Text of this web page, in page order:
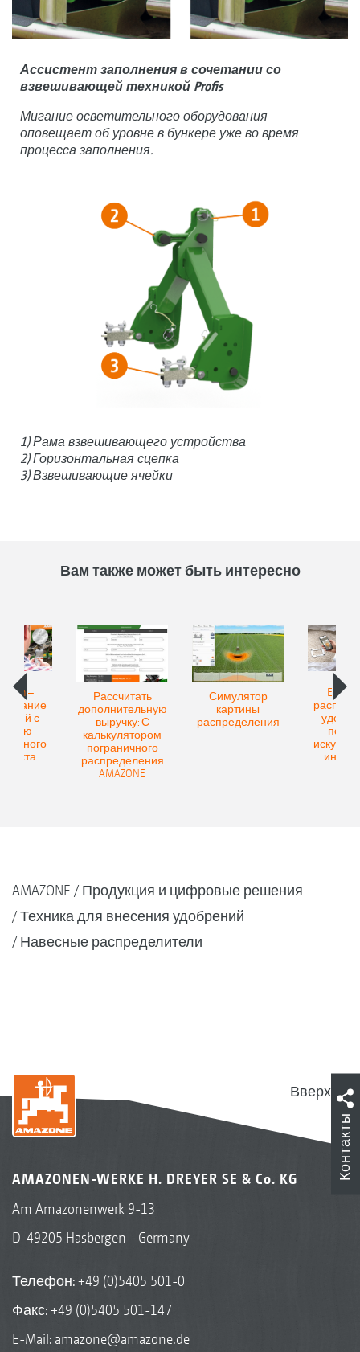
Ассистент заполнения в сочетании со
взвешивающей техникой Profis
Мигание осветительного оборудования
оповещает об уровне в бункере уже во время
процесса заполнения.
1) Рама взвешивающего устройства
2) Горизонтальная сцепка
3) Взвешивающие ячейки
Вам также может быть интересно
–
с
Рассчитать
дополнительную
выручку: С
калькулятором
пограничного
распределения
AMAZONE
Симулятор
картины
распределения
AMAZONE
Продукция и цифровые решения
Техника для внесения удобрений
Навесные распределители
Вверх
AMAZONEN-WERKE H. DREYER SE & Co. KG
Am Amazonenwerk 9-13
D-49205 Hasbergen - Germany
Телефон:+49 (0)5405 501-0
Факс: +49 (0)5405 501-147
E-Mail: amazone@amazone.de
Контакты